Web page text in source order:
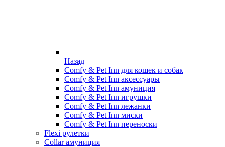
Назад
Comfy & Pet Inn для кошек и собак
Comfy & Pet Inn аксессуары
Comfy & Pet Inn амуниция
Comfy & Pet Inn игрушки
Comfy & Pet Inn лежанки
Comfy & Pet Inn миски
Comfy & Pet Inn переноски
Flexi рулетки
Collar амуниция